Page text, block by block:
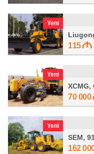
Yeni
115
Yeni
XCMG,
70 000
Yeni
SEM,
162